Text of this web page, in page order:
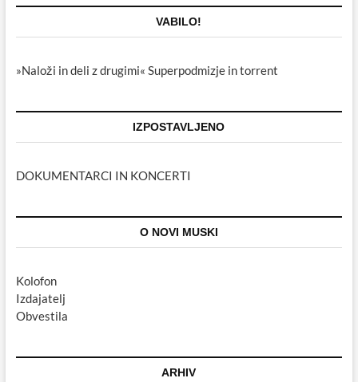
VABILO!
»Naloži in deli z drugimi« Superpodmizje in torrent
IZPOSTAVLJENO
DOKUMENTARCI IN KONCERTI
O NOVI MUSKI
Kolofon
Izdajatelj
Obvestila
ARHIV